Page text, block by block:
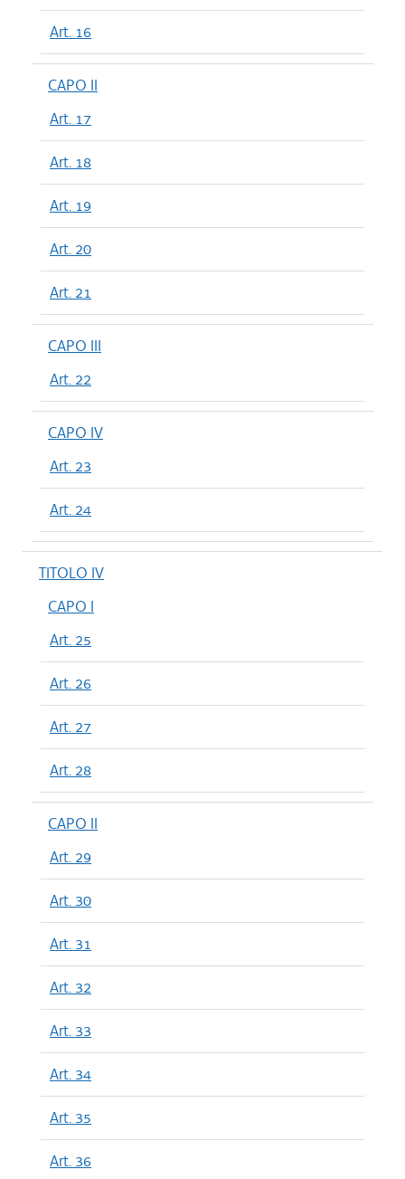
Art. 16
CAPO II
Art. 17
Art. 18
Art. 19
Art. 20
Art. 21
CAPO III
Art. 22
CAPO IV
Art. 23
Art. 24
TITOLO IV
CAPO I
Art. 25
Art. 26
Art. 27
Art. 28
CAPO II
Art. 29
Art. 30
Art. 31
Art. 32
Art. 33
Art. 34
Art. 35
Art. 36